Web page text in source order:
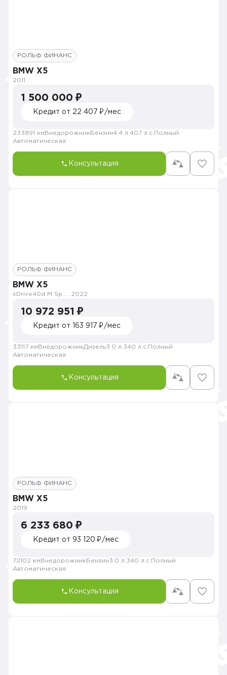
РОЛЬФ ФИНАНС
BMW X5
2011
1 500 000 ₽
Кредит от 22 407 ₽/мес
233891 км Внедорожник Бензин4.4 л. 407 л.с. Полный
Автоматическая
Консультация
РОЛЬФ ФИНАНС
BMW X5
2022
10 972 951 ₽
Кредит от 163 917 ₽/мес
33117 км ВнедорожникДизель3.0 л. 340 л.с. Полный
Автоматическая
Консультация
РОЛЬФ ФИНАНС
BMW X5
2019
6 233 680 ₽
Кредит от 93 120 ₽/мес
72102 км Внедорожник Бензин3.0 л. 340 л.с. Полный
Автоматическая
Консультация